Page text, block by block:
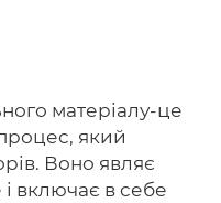
матеріалу-це
який
Воно являє
включає в себе
99